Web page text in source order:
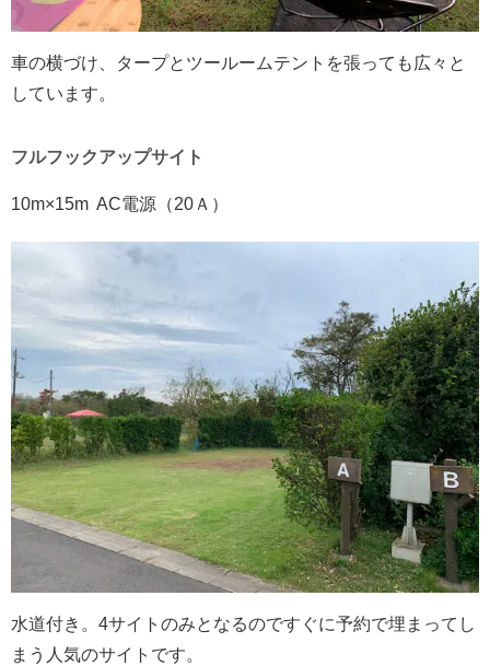
車の横づけ、タープとツールームテントを張っても広々と
しています。
フルフックアップサイト
10m×15m AC電源（20Ａ）
水道付き。4サイトのみとなるのですぐに予約で埋まってし
まう人気のサイトです。